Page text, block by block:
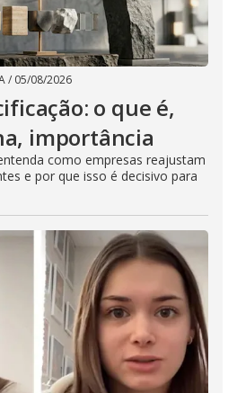
/ 05/08/2026
o que é,
importância
como empresas reajustam
e por que isso é decisivo para